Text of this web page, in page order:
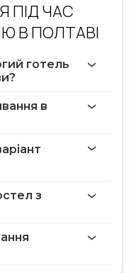
ПІД ЧАС
В ПОЛТАВІ
готель
в
з